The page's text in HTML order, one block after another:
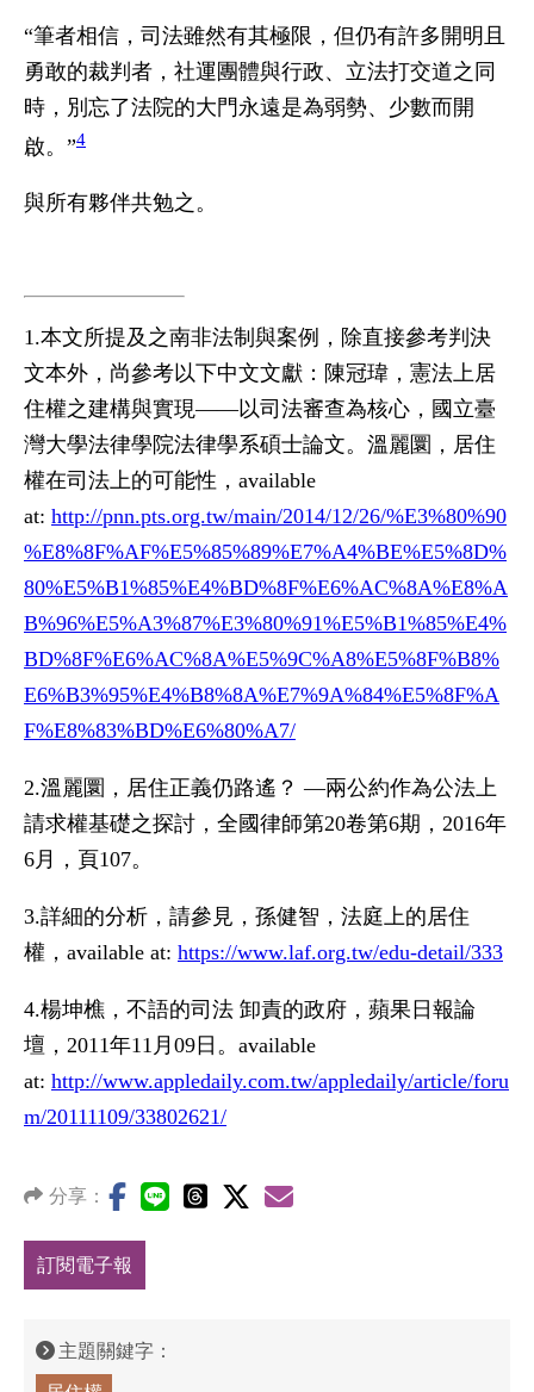
“筆者相信，司法雖然有其極限，但仍有許多開明且
勇敢的裁判者，社運團體與行政、立法打交道之同
時，別忘了法院的大門永遠是為弱勢、少數而開
啟。”4
與所有夥伴共勉之。
1.本文所提及之南非法制與案例，除直接參考判決
文本外，尚參考以下中文文獻：陳冠瑋，憲法上居
住權之建構與實現——以司法審查為核心，國立臺
灣大學法律學院法律學系碩士論文。溫麗圜，居住
權在司法上的可能性，available
at: http://pnn.pts.org.tw/main/2014/12/26/%E3%80%90
%E8%8F%AF%E5%85%89%E7%A4%BE%E5%8D%
80%E5%B1%85%E4%BD%8F%E6%AC%8A%E8%A
B%96%E5%A3%87%E3%80%91%E5%B1%85%E4%
BD%8F%E6%AC%8A%E5%9C%A8%E5%8F%B8%
E6%B3%95%E4%B8%8A%E7%9A%84%E5%8F%A
F%E8%83%BD%E6%80%A7/
2.溫麗圜，居住正義仍路遙？ —兩公約作為公法上
請求權基礎之探討，全國律師第20卷第6期，2016年
6月，頁107。
3.詳細的分析，請參見，孫健智，法庭上的居住
權，available at: https://www.laf.org.tw/edu-detail/333
4.楊坤樵，不語的司法 卸責的政府，蘋果日報論
壇，2011年11月09日。available
at: http://www.appledaily.com.tw/appledaily/article/foru
m/20111109/33802621/
分享：
訂閱電子報
主題關鍵字：